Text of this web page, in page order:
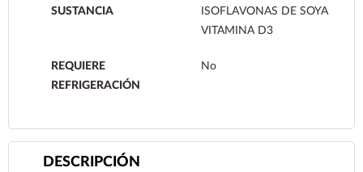
SUSTANCIA
ISOFLAVONAS DE SOYA
VITAMINA D3
REQUIERE
REFRIGERACIÓN
No
DESCRIPCIÓN